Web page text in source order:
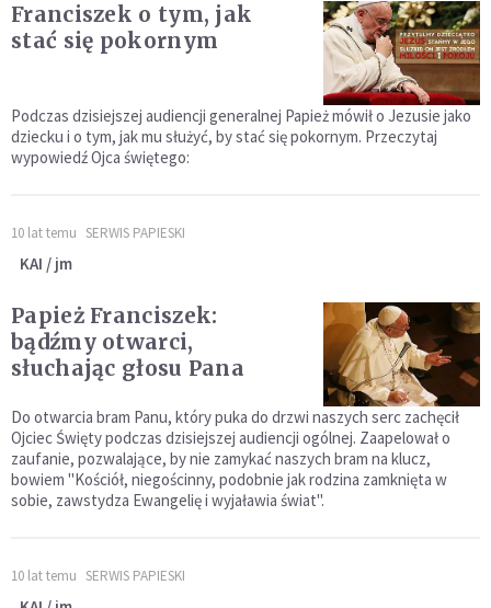
Franciszek o tym, jak
stać się pokornym
Podczas dzisiejszej audiencji generalnej Papież mówił o Jezusie jako
dziecku i o tym, jak mu służyć, by stać się pokornym. Przeczytaj
wypowiedź Ojca świętego:
10 lat temu SERWIS PAPIESKI
KAI / jm
Papież Franciszek:
bądźmy otwarci,
słuchając głosu Pana
Do otwarcia bram Panu, który puka do drzwi naszych serc zachęcił
Ojciec Święty podczas dzisiejszej audiencji ogólnej. Zaapelował o
zaufanie, pozwalające, by nie zamykać naszych bram na klucz,
bowiem "Kościół, niegościnny, podobnie jak rodzina zamknięta w
sobie, zawstydza Ewangelię i wyjaławia świat".
10 lat temu SERWIS PAPIESKI